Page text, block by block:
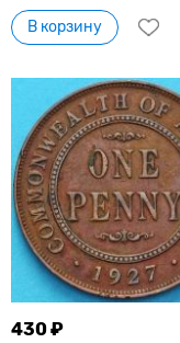
В корзину
430 ₽